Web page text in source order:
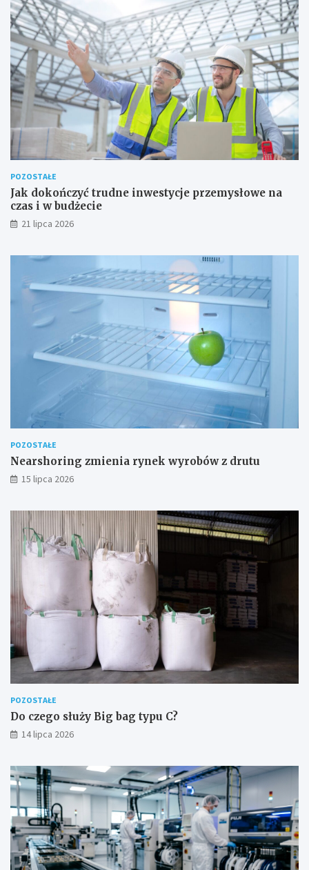
POZOSTAŁE
Jak dokończyć trudne inwestycje przemysłowe na
czas i w budżecie
21 lipca 2026
POZOSTAŁE
Nearshoring zmienia rynek wyrobów z drutu
15 lipca 2026
POZOSTAŁE
Do czego służy Big bag typu C?
14 lipca 2026